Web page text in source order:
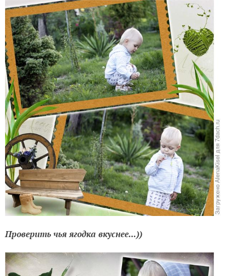
Проверить чья ягодка вкуснее...))